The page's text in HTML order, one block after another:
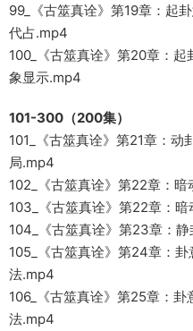
99_《古筮真诠》第19章：起
代占.mp4
100_《古筮真诠》第20章：
象显示.mp4
101-300（200集）
101_《古筮真诠》第21章：动
局.mp4
102_《古筮真诠》第22章：
103_《古筮真诠》第22章：
104_《古筮真诠》第23章：
105_《古筮真诠》第24章：
法.mp4
106_《古筮真诠》第25章：
法.mp4